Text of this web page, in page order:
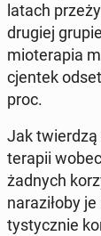
latach
drugiej
mio­te­ra­pia
cjen­tek
proc.
Jak
te­ra­pii
żadnych
na­ra­zi­ło­by
ty­stycz­nie